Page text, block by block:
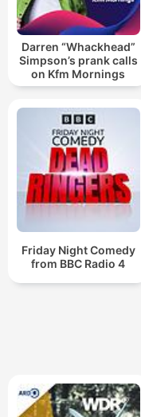
Darren “Whackhead”
Simpson’s prank calls
on Kfm Mornings
Friday Night Comedy
from BBC Radio 4